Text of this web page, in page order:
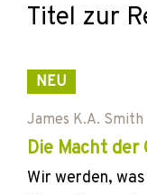
Titel zur
NEU
James K.A. Smith
Die Macht
Wir werden,